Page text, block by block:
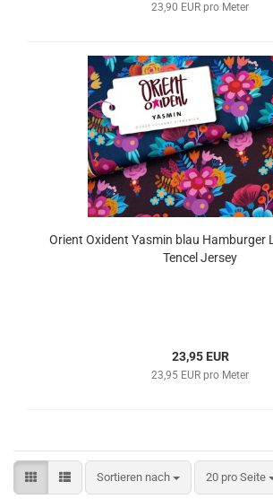
23,90 EUR pro Meter
Orient Oxident Yasmin blau Hamburger
Tencel Jersey
23,95 EUR
23,95 EUR pro Meter
Sortieren nach
Sortieren nach 20 pro Seite
pro Seite